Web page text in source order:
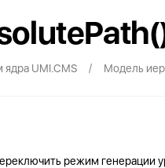
ядра UMI.CMS / Модель
режим генерации